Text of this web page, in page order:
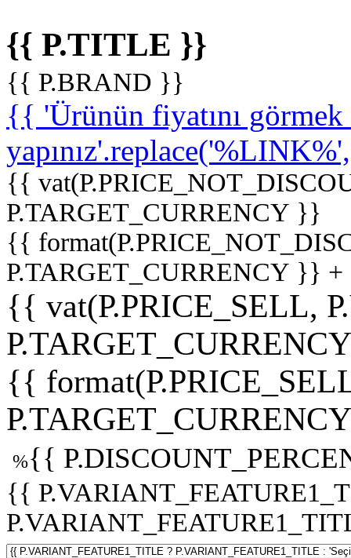
{{ P.TITLE }}
{{ P.BRAND }}
{{ 'Ürünün fiyatını
{{
P.TARGET_CURRENCY }}
{{
P.TARGET_CURRENCY }}
{{ vat(P.PRICE_SELL,
{{
%{{
{{